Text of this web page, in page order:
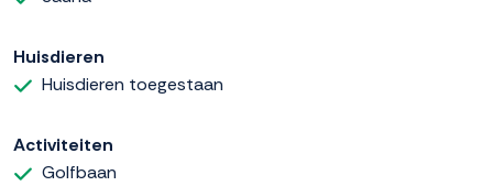
Huisdieren
Huisdieren toegestaan
Activiteiten
Golfbaan